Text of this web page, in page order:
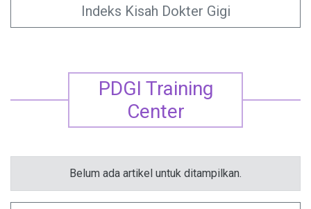
Indeks Kisah Dokter Gigi
PDGI Training
Center
Belum ada artikel untuk ditampilkan.